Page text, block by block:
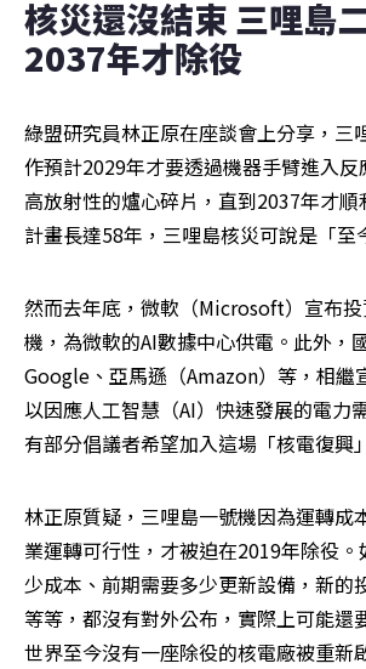
核災還沒結束 三哩島
2037年才除役
綠盟研究員林正原在座談會上分享，三
作預計2029年才要透過機器手臂進入
高放射性的爐心碎片，直到2037年才
計畫長達58年，三哩島核災可說是「至
然而去年底，微軟（Microsoft）宣布
機，為微軟的AI數據中心供電。此外，
Google、亞馬遜（Amazon）等，相繼
以因應人工智慧（AI）快速發展的電力
有部分倡議者希望加入這場「核電復興
林正原質疑，三哩島一號機因為運轉成
業運轉可行性，才被迫在2019年除役
少成本、前期需要多少更新設備，新的
等等，都沒有對外公布，實際上可能還
世界至今沒有一座除役的核電廠被重新